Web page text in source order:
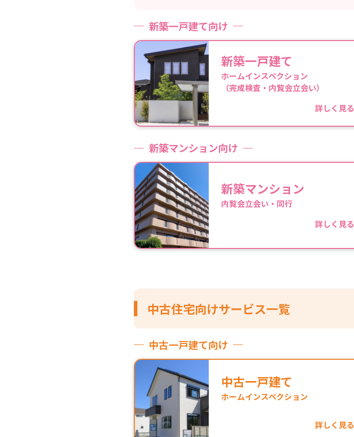
紫波郡矢巾町
滝沢市
遠野市
西磐井郡平泉町
二戸郡一戸町
二戸市
八幡平市
花巻市
宮古市
盛岡市
新築一戸建て向け
新築一戸建て
ホームインスペクション
（完成検査・内覧会立会い）
詳しく見る
新築マンション向け
新築マンション
内覧会立会い・同行
詳しく見る
中古住宅向けサービス一覧
中古一戸建て向け
中古一戸建て
ホームインスペクション
詳しく見る